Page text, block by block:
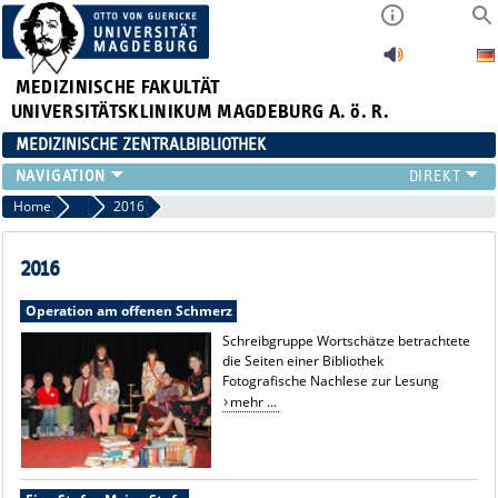
MEDIZINISCHE FAKULTÄT
UNIVERSITÄTSKLINIKUM MAGDEBURG A. ö. R.
MEDIZINISCHE ZENTRALBIBLIOTHEK
LITERATURSUCHE
SERVICE
INFORMATIONSKOMPETENZ
PUBLIZIEREN
SUCHE A-Z
Home Lesungen
2016
2016
Operation am offenen Schmerz
Schreibgruppe Wortschätze betrachtete
die Seiten einer Bibliothek
Fotografische Nachlese zur Lesung
mehr ...